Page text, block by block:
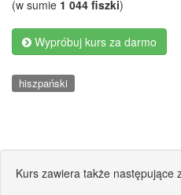
(w sumie 1 044 fiszki)
Wypróbuj kurs za darmo
hiszpański
Kurs zawiera także następujące